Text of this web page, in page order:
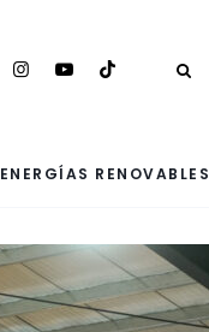
ENERGÍAS RENOVABLES